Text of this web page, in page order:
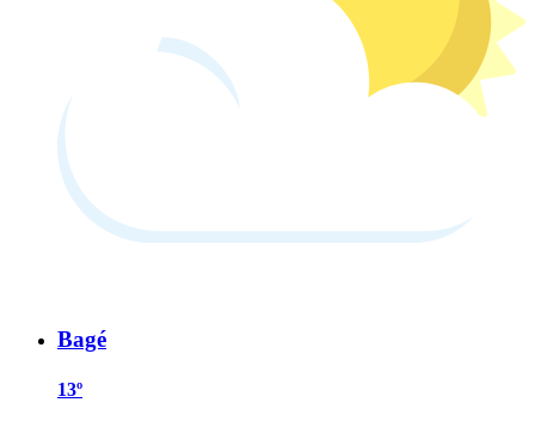
Bagé
13º